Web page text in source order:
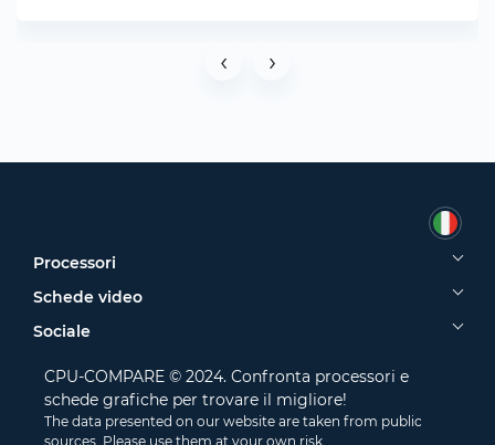
‹ ›
Processori
Schede video
Sociale
CPU-COMPARE © 2024. Confronta processori e
schede grafiche per trovare il migliore!
The data presented on our website are taken from public
sources. Please use them at your own risk.